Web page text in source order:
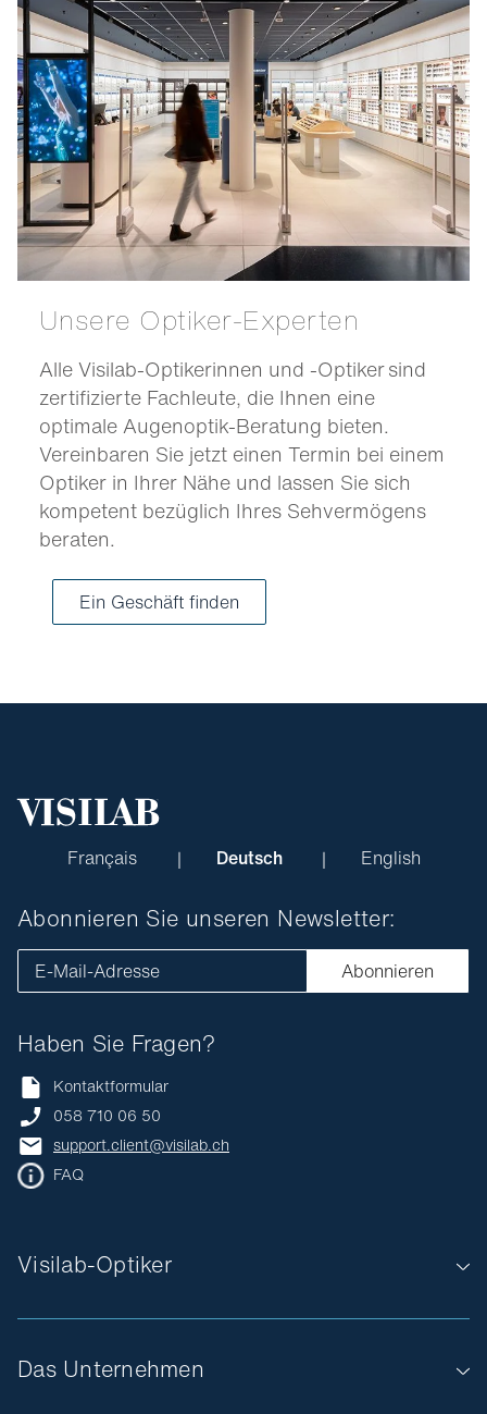
Unsere Optiker-Experten
Alle Visilab-Optikerinnen und -Optiker sind
zertifizierte Fachleute, die Ihnen eine
optimale Augenoptik-Beratung bieten.
Vereinbaren Sie jetzt einen Termin bei einem
Optiker in Ihrer Nähe und lassen Sie sich
kompetent bezüglich Ihres Sehvermögens
beraten.
Ein Geschäft finden
Français Deutsch English
Das Unternehmen
Visilab-Optiker
Haben Sie Fragen?
Kontaktformular
058 710 06 50
support.client@visilab.ch
FAQ
Abonnieren Sie unseren Newsletter:
E-Mail-Adresse Abonnieren